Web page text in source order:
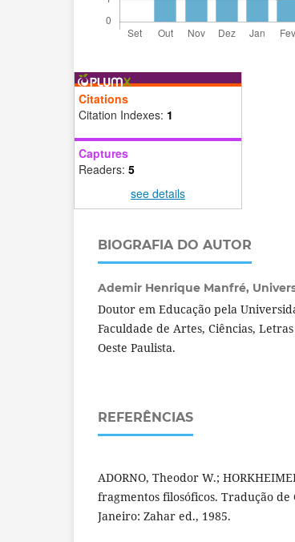
Citations
Citation Indexes: 1
Captures
Readers: 5
see details
BIOGRAFIA DO AUTOR
Ademir Henrique Manfré,
Doutor em Educação pela
Faculdade de Artes, Ciências,
Oeste Paulista.
REFERÊNCIAS
ADORNO, Theodor W.;
fragmentos filosóficos. Tradução
Janeiro: Zahar ed., 1985.